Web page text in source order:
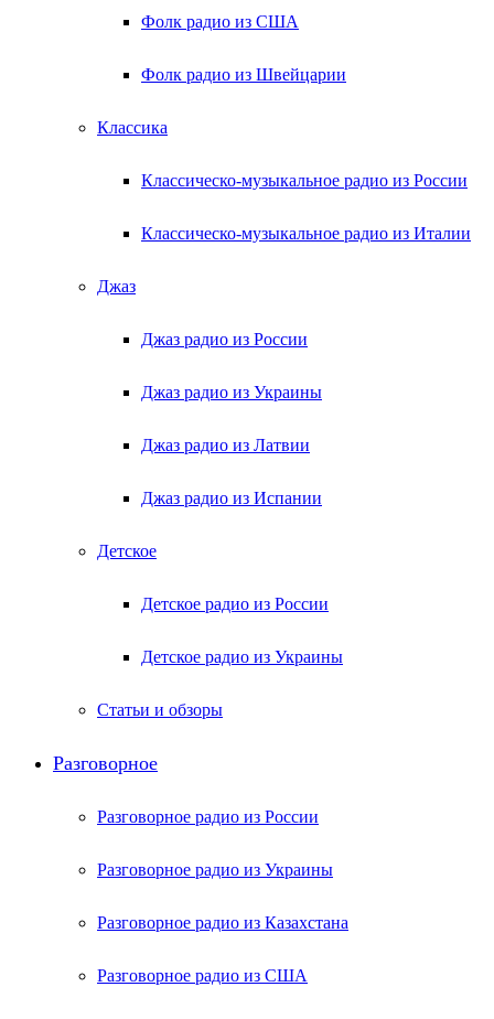
Фолк радио из США
Фолк радио из Швейцарии
Классика
Классическо-музыкальное радио из России
Классическо-музыкальное радио из Италии
Джаз
Джаз радио из России
Джаз радио из Украины
Джаз радио из Латвии
Джаз радио из Испании
Детское
Детское радио из России
Детское радио из Украины
Статьи и обзоры
Разговорное
Разговорное радио из России
Разговорное радио из Украины
Разговорное радио из Казахстана
Разговорное радио из США